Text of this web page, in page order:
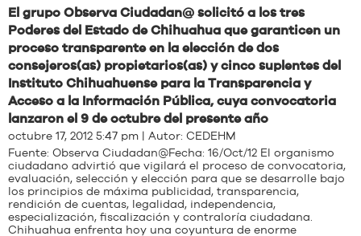
El grupo Observa Ciudadan@ solicitó a los tres
Poderes del Estado de Chihuahua que garanticen un
proceso transparente en la elección de dos
consejeros(as) propietarios(as) y cinco suplentes del
Instituto Chihuahuense para la Transparencia y
Acceso a la Información Pública, cuya convocatoria
lanzaron el 9 de octubre del presente año
octubre 17, 2012 5:47 pm | Autor: CEDEHM
Fuente: Observa Ciudadan@Fecha: 16/Oct/12 El organismo
ciudadano advirtió que vigilará el proceso de convocatoria,
evaluación, selección y elección para que se desarrolle bajo
los principios de máxima publicidad, transparencia,
rendición de cuentas, legalidad, independencia,
especialización, fiscalización y contraloría ciudadana.
Chihuahua enfrenta hoy una coyuntura de enorme